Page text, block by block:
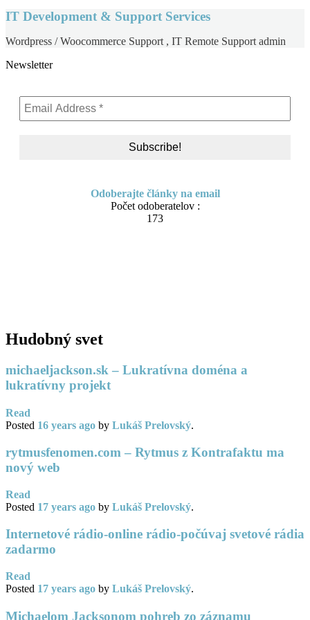
IT Development & Support Services
Wordpress / Woocommerce Support , IT Remote Support admin
Newsletter
Odoberajte články na email
Počet odoberatelov :
173
Hudobný svet
michaeljackson.sk – Lukratívna doména a
lukratívny projekt
Read
Posted 16 years ago by Lukáš Prelovský.
rytmusfenomen.com – Rytmus z Kontrafaktu ma
nový web
Read
Posted 17 years ago by Lukáš Prelovský.
Internetové rádio-online rádio-počúvaj svetové rádia
zadarmo
Read
Posted 17 years ago by Lukáš Prelovský.
Michaelom Jacksonom pohreb zo záznamu